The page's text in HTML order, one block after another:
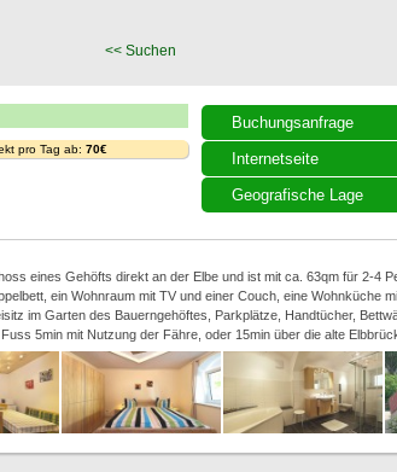
<< Suchen
Buchungsanfrage
Internetseite
Geografische Lage
pro Tag ab: 70€
eines Gehöfts direkt an der Elbe und ist mit ca. 63qm für 2-4
ein Wohnraum mit TV und einer Couch, eine Wohnküche
im Garten des Bauerngehöftes, Parkplätze, Handtücher,
5min mit Nutzung der Fähre, oder 15min über die alte